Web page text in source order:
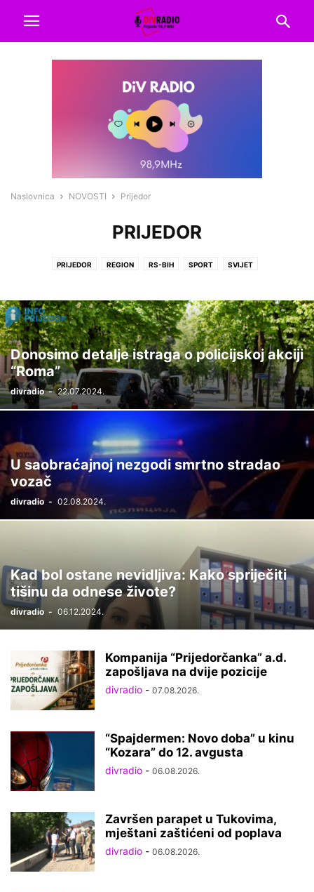
Naslovnica NOVOSTI Prijedor
PRIJEDOR
PRIJEDOR REGION RS-BIH SPORT SVIJET
Donosimo detalje istraga o policijskoj akciji
“Roma”
divradio - 22.07.2024.
U saobraćajnoj nezgodi smrtno stradao
vozač
divradio - 02.08.2024.
Kad bol ostane nevidljiva: Kako spriječiti
tišinu da odnese živote?
divradio - 06.12.2024.
Kompanija “Prijedorčanka” a.d.
zapošljava na dvije pozicije
divradio - 07.08.2026.
“Spajdermen: Novo doba” u kinu
“Kozara” do 12. avgusta
divradio - 06.08.2026.
Završen parapet u Tukovima,
mještani zaštićeni od poplava
divradio - 06.08.2026.